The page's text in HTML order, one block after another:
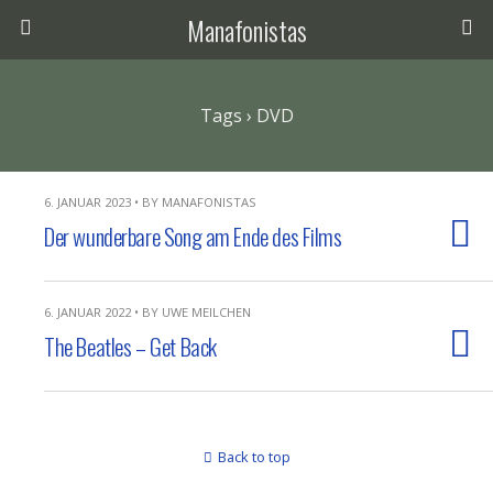
Manafonistas
Tags › DVD
6. JANUAR 2023 • BY MANAFONISTAS
Der wunderbare Song am Ende des Films
6. JANUAR 2022 • BY UWE MEILCHEN
The Beatles – Get Back
Back to top